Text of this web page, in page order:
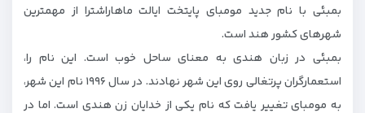
بمبئی با نام جدید مومبای پایتخت ایالت ماهاراشترا از مهمترین
شهرهای کشور هند است.
بمبئی در زبان هندی به معنای ساحل خوب است. این نام را،
استعمارگران پرتغالی روی این شهر نهادند. در سال ۱۹۹۶ نام این شهر،
به مومبای تغییر یافت که نام یکی از خدایان زن هندی است. اما در